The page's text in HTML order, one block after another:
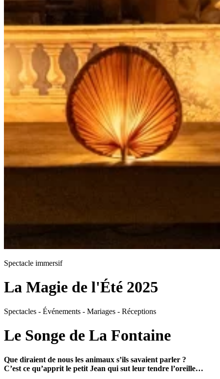
Spectacle immersif
La Magie de l'Été 2025
Spectacles - Événements - Mariages - Réceptions
Le Songe de La Fontaine
Que diraient de nous les animaux s’ils savaient parler ?
C’est ce qu’apprit le petit Jean qui sut leur tendre l’oreille…